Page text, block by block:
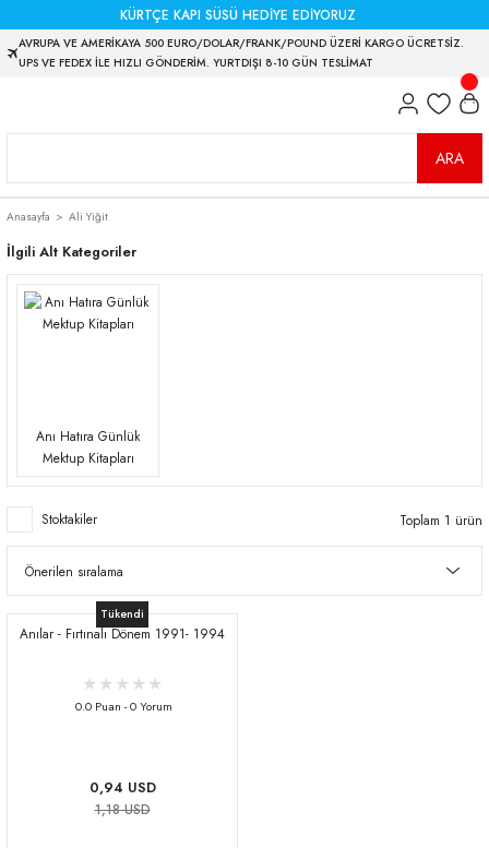
KÜRTÇE KAPI SÜSÜ HEDİYE EDİYORUZ
AVRUPA VE AMERİKAYA 500 EURO/DOLAR/FRANK/POUND ÜZERİ KARGO ÜCRETSİZ.
UPS VE FEDEX İLE HIZLI GÖNDERİM. YURTDIŞI 8-10 GÜN TESLİMAT
ARA
Anasayfa Ali Yiğit
İlgili Alt Kategoriler
Anı Hatıra Günlük
Mektup Kitapları
Stoktakiler Toplam 1 ürün
Tükendi
Anılar - Fırtınalı Dönem 1991- 1994
0.0 Puan - 0 Yorum
0,94 USD
1,18 USD